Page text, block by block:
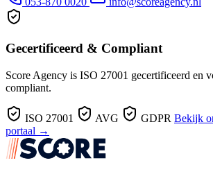
Gecertificeerd & Compliant
Score Agency is ISO 27001 gecertificeerd en
compliant.
ISO 27001 AVG GDPR Bekijk
portaal →